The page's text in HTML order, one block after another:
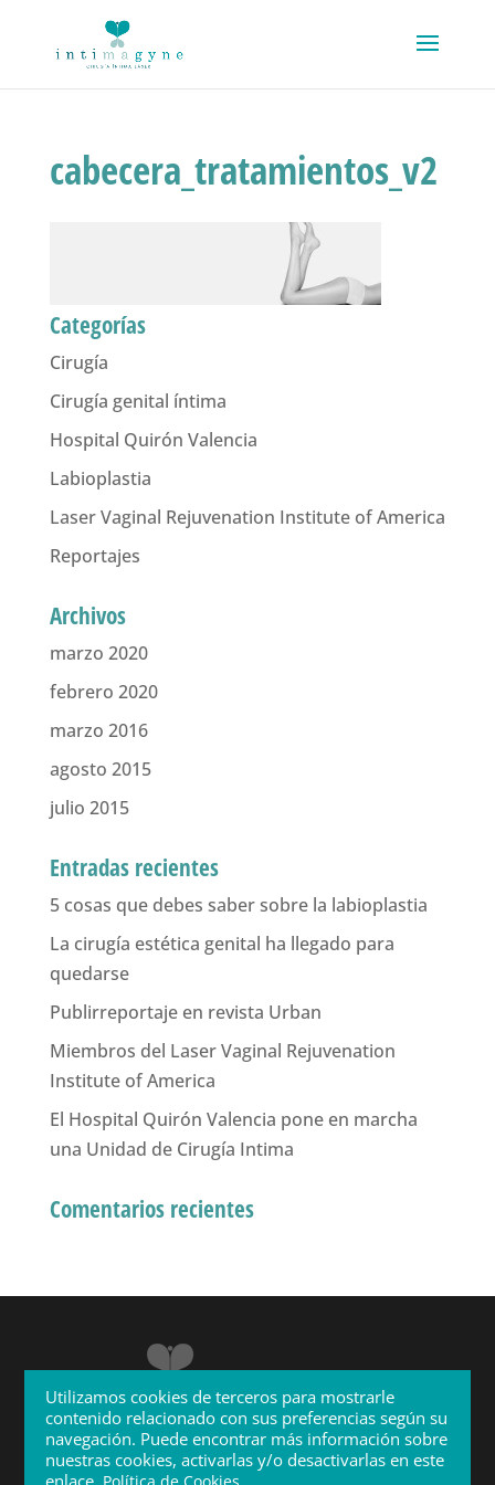
cabecera_tratamientos_v2
Categorías
Cirugía
Cirugía genital íntima
Hospital Quirón Valencia
Labioplastia
Laser Vaginal Rejuvenation Institute of America
Reportajes
Archivos
marzo 2020
febrero 2020
marzo 2016
agosto 2015
julio 2015
Entradas recientes
5 cosas que debes saber sobre la labioplastia
La cirugía estética genital ha llegado para
quedarse
Publirreportaje en revista Urban
Miembros del Laser Vaginal Rejuvenation
Institute of America
El Hospital Quirón Valencia pone en marcha
una Unidad de Cirugía Intima
Comentarios recientes
Utilizamos cookies de terceros para mostrarle
contenido relacionado con sus preferencias según su
navegación. Puede encontrar más información sobre
nuestras cookies, activarlas y/o desactivarlas en este
enlace.